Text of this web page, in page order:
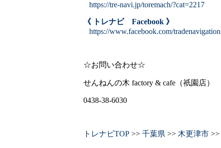
https://tre-navi.jp/toremach/?cat=2217
《 トレナビ Facebook 》
https://www.facebook.com/tradenavigation
☆お問い合わせ☆
せんねんの木 factory & cafe（祇園店）
0438-38-6030
トレナビTOP >> 千葉県 >> 木更津市 >>